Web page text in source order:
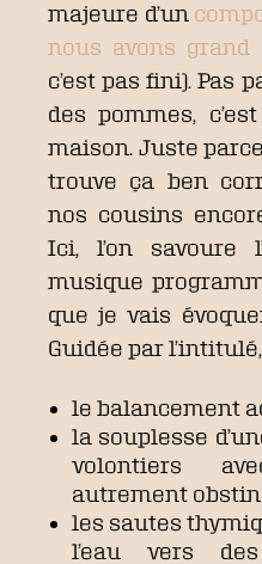
majeure d’un
nous avons
c’est pas fini). Pas
des pommes,
maison. Juste
trouve ça ben
nos cousins
Ici, l’on savoure
musique
que je vais
Guidée par
le balancement
la souplesse
volontiers
autrement
les sautes
l’eau vers